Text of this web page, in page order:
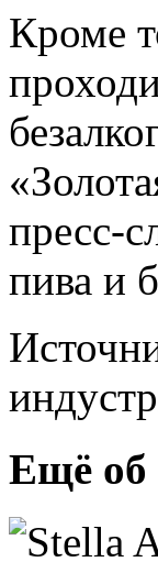
Кроме
пресс-
пива и
Ещё об